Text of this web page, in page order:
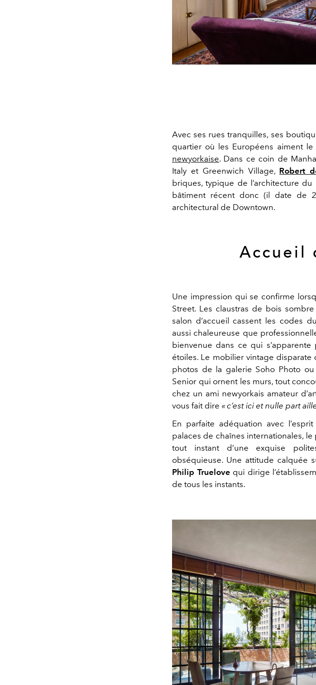
Avec ses rues tranquilles, ses
quartier où les Européens aiment
newyorkaise. Dans ce coin de
Italy et Greenwich Village, Robert
briques, typique de l’architecture du
bâtiment récent donc (il date de
architectural de Downtown.
Accueil
Une impression qui se confirme
Street. Les claustras de bois
salon d’accueil cassent les codes
aussi chaleureuse que
bienvenue dans ce qui
étoiles. Le mobilier vintage
photos de la galerie Soho Photo
Senior qui ornent les murs, tout
chez un ami newyorkais amateur
vous fait dire « c’est ici et nulle part
En parfaite adéquation avec
palaces de chaînes internationales,
tout instant d’une exquise
obséquieuse. Une attitude calquée
Philip Truelove qui dirige
de tous les instants.